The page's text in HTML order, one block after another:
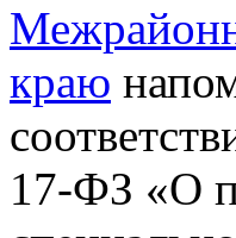
краю
17-ФЗ «О